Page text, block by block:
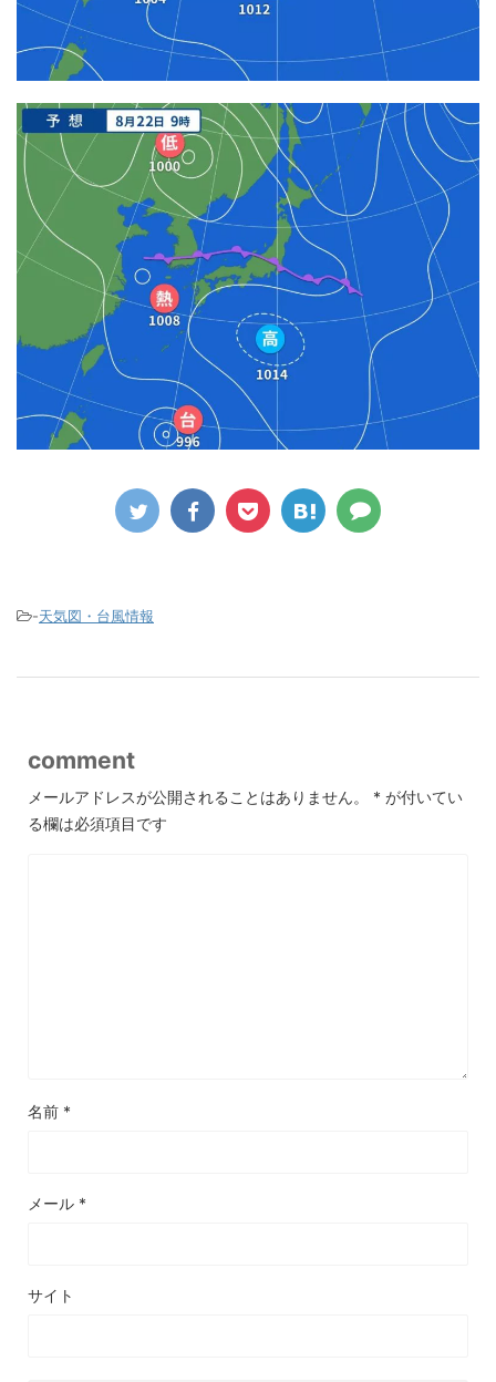
-天気図・台風情報
comment
メールアドレスが公開されることはありません。 * が付いてい
る欄は必須項目です
名前 *
メール *
サイト